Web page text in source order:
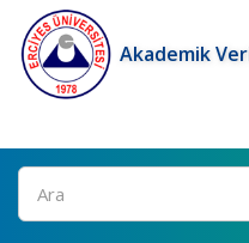
Akademik
Ara